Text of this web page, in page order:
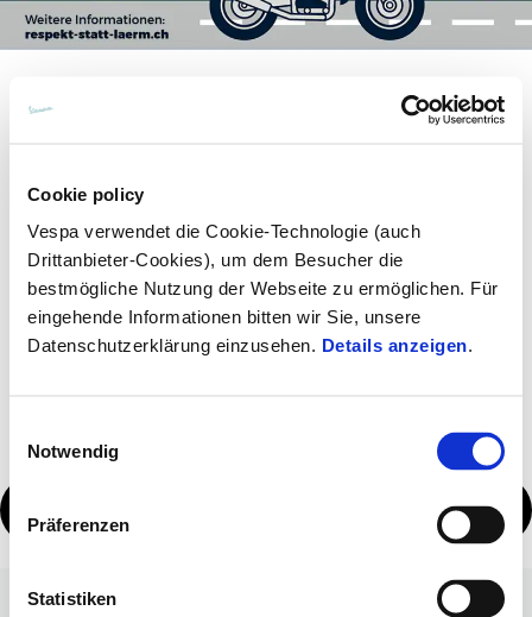
Cookie policy
Vespa verwendet die Cookie-Technologie (auch
Drittanbieter-Cookies), um dem Besucher die
bestmögliche Nutzung der Webseite zu ermöglichen. Für
eingehende Informationen bitten wir Sie, unsere
Datenschutzerklärung einzusehen. Details anzeigen.
Notwendig
Präferenzen
Statistiken
Respekt statt Lärm
Mit der Aktion RESPEKT STATT LÄRM möchten die
Schweizer Motorradfahrerinnen und Motorradfahrer
ein positives Zeichen setzen und das Bewusstsein für
Rücksichtnahme, Verständnis und Respekt gegenüber
der nicht-motorradfahrenden Bevölkerung sowie der
Umwelt schärfen. Hintergrund ist auch die bald
Footer